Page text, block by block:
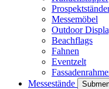
Messemöbel
Outdoor
Beachflags
Fahnen
Eventzelt
Messestände